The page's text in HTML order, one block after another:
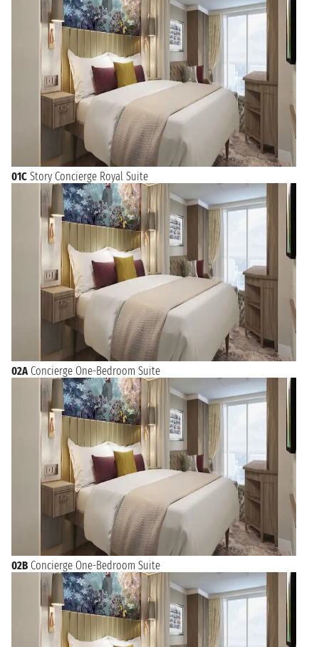
01C Story Concierge Royal Suite
02A Concierge One-Bedroom Suite
02B Concierge One-Bedroom Suite